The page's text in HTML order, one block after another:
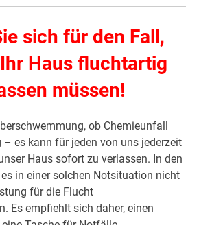
sich für den Fall,
Haus fluchtartig
müssen!
ob Chemieunfall
– es kann für jeden von uns jederzeit
Haus sofort zu verlassen. In den
in einer solchen Notsituation nicht
für die Flucht
Es empfiehlt sich daher, einen